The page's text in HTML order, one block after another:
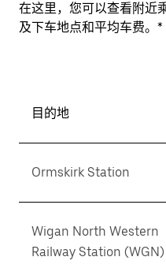
在这里，您可以查看附近
及下车地点和平均车费。*
目的地
Ormskirk Station
Wigan North Western
Railway Station (WGN)